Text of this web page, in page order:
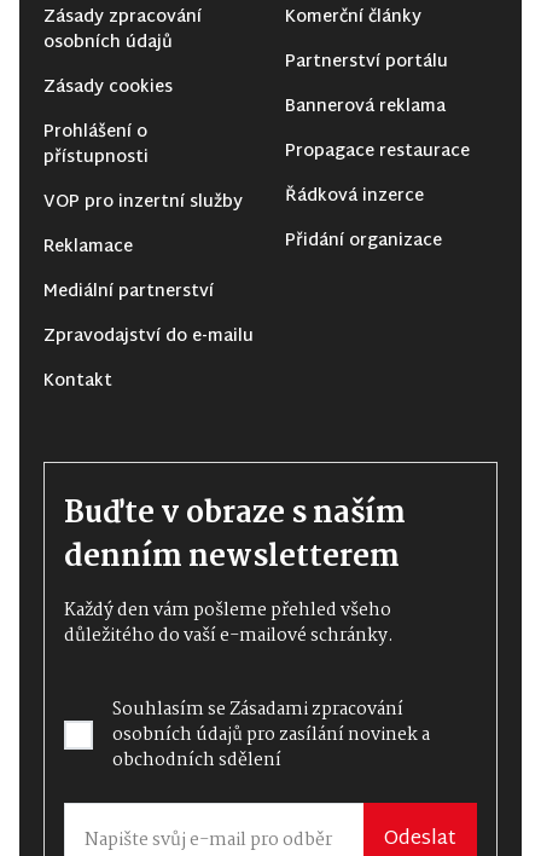
Zásady zpracování
osobních údajů
Zásady cookies
Prohlášení o
přístupnosti
VOP pro inzertní služby
Reklamace
Mediální partnerství
Zpravodajství do e-mailu
Kontakt
Komerční články
Partnerství portálu
Bannerová reklama
Propagace restaurace
Řádková inzerce
Přidání organizace
Buďte v obraze s naším
denním newsletterem
Každý den vám pošleme přehled všeho
důležitého do vaší e-mailové schránky.
Souhlasím seZásadami zpracování
osobních údajůpro zasílání novinek a
obchodních sdělení
Odeslat